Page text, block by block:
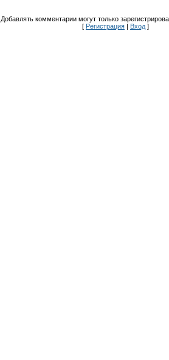
Добавлять комментарии могут только
[ Регистрация Вход]